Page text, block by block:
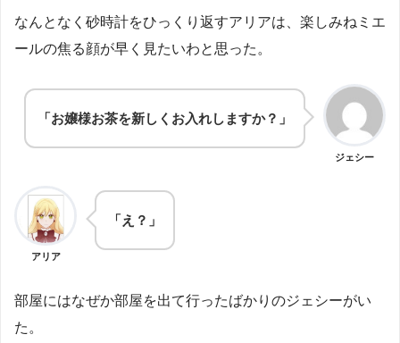
なんとなく砂時計をひっくり返すアリアは、楽しみねミエ
ールの焦る顔が早く見たいわと思った。
ジェシー
「お嬢様お茶を新しくお入れしますか？」
アリア
「え？」
部屋にはなぜか部屋を出て行ったばかりのジェシーがい
た。